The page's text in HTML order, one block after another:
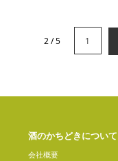
2 / 5 1
酒のかちどきについて
会社概要